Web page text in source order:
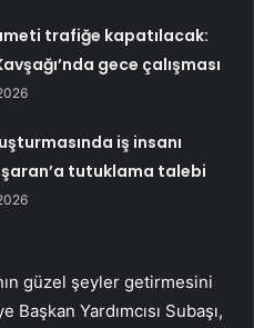
trafiğe kapatılacak:
gece çalışması
iş insanı
tutuklama talebi
güzel şeyler getirmesini
Yardımcısı Subaşı,